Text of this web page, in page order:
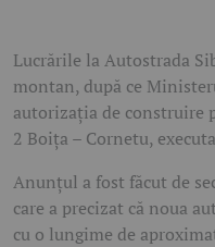
Lucrările la Autostrada
montan, după ce
autorizația de construire
2 Boița – Cornetu,
Anunțul a fost făcut de
care a precizat că noua
cu o lungime de